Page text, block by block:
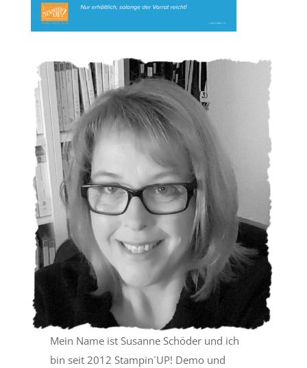
Mein Name ist Susanne Schöder und ich
bin seit 2012 Stampin´UP! Demo und